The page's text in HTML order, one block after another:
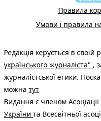
Правила
Умови і правила
Редакція керується в своїй
українського журналіста" ,
журналістської етики.
можна тут
Видання є членом
України та Всесвітньої